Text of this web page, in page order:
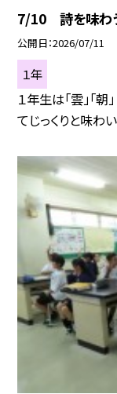
7/10 詩を味わ
公開日 2026/07/11
１年
１年生は「雲」「
てじっくりと味わ